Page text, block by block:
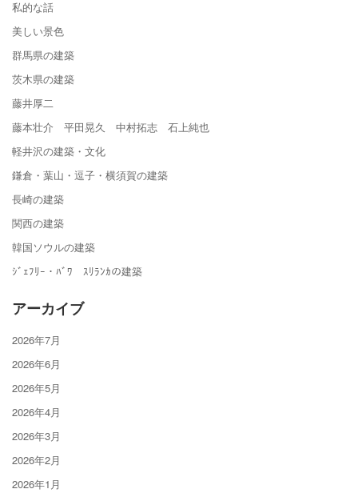
私的な話
美しい景色
群馬県の建築
茨木県の建築
藤井厚二
藤本壮介 平田晃久 中村拓志 石上純也
軽井沢の建築・文化
鎌倉・葉山・逗子・横須賀の建築
長崎の建築
関西の建築
韓国ソウルの建築
ｼﾞｪﾌﾘｰ・ﾊﾞﾜ ｽﾘﾗﾝｶの建築
アーカイブ
2026年7月
2026年6月
2026年5月
2026年4月
2026年3月
2026年2月
2026年1月